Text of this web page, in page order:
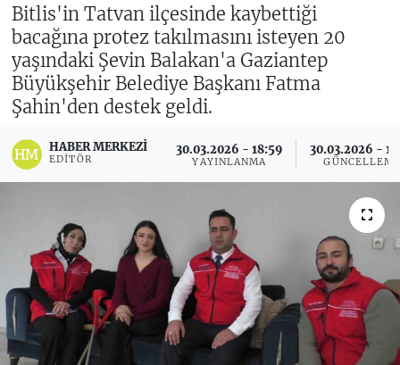
Bitlis'in Tatvan ilçesinde kaybettiği
bacağına protez takılmasını isteyen 20
yaşındaki Şevin Balakan'a Gaziantep
Büyükşehir Belediye Başkanı Fatma
Şahin'den destek geldi.
HABER MERKEZI
EDITÖR
30.03.2026 - 18:59
YAYINLANMA
30.03.2026 -
Son Dakika Haberleri
Haber Arşivi